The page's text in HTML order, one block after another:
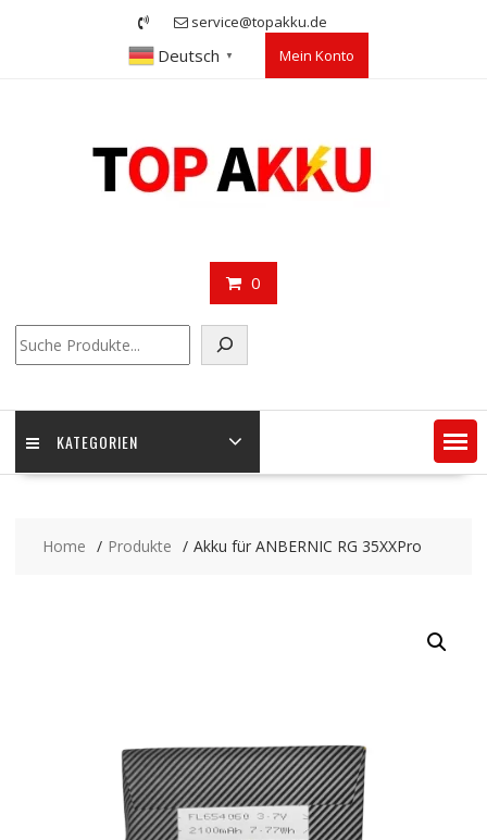
service@topakku.de
Deutsch ▼ Mein Konto
0
KATEGORIEN
Home Produkte Akku für ANBERNIC RG 35XXPro